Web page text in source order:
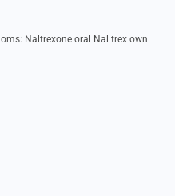
Naltrexone oral Nal trex own